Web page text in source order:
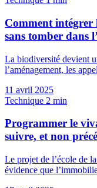
Comment intégrer
sans tomber dans
La biodiversité devient
l’aménagement, les
11 avril 2025
Technique 2 min
Programmer le
suivre, et non
Le projet de l’école de
évidence que